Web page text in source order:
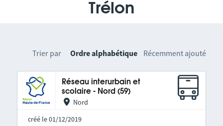
Trélon
Trier par Ordre alphabétique Récemment ajouté
Réseau interurbain et
scolaire - Nord (59)
Nord
créé le 01/12/2019